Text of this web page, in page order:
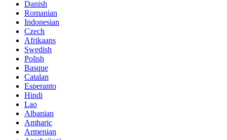
Danish
Romanian
Indonesian
Czech
Afrikaans
Swedish
Polish
Basque
Catalan
Esperanto
Hindi
Lao
Albanian
Amharic
Armenian